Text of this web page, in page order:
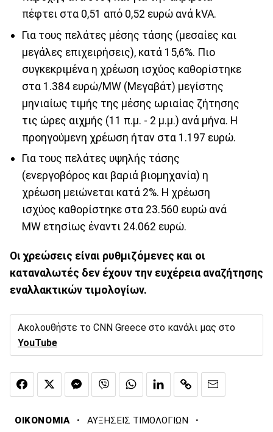
πέφτει στα 0,51 από 0,52 ευρώ ανά kVA.
Για τους πελάτες μέσης τάσης (μεσαίες και
μεγάλες επιχειρήσεις), κατά 15,6%. Πιο
συγκεκριμένα η χρέωση ισχύος καθορίστηκε
στα 1.384 ευρώ/MW (Μεγαβάτ) μεγίστης
μηνιαίως τιμής της μέσης ωριαίας ζήτησης
τις ώρες αιχμής (11 π.μ. - 2 μ.μ.) ανά μήνα. Η
προηγούμενη χρέωση ήταν στα 1.197 ευρώ.
Για τους πελάτες υψηλής τάσης
(ενεργοβόρος και βαριά βιομηχανία) η
χρέωση μειώνεται κατά 2%. Η χρέωση
ισχύος καθορίστηκε στα 23.560 ευρώ ανά
MW ετησίως έναντι 24.062 ευρώ.
Οι χρεώσεις είναι ρυθμιζόμενες και οι
καταναλωτές δεν έχουν την ευχέρεια αναζήτησης
εναλλακτικών τιμολογίων.
Ακολουθήστε το CNN Greece στο κανάλι μας στο
YouTube
ΟΙΚΟΝΟΜΙΑ · ΑΥΞΗΣΕΙΣ ΤΙΜΟΛΟΓΙΩΝ ·